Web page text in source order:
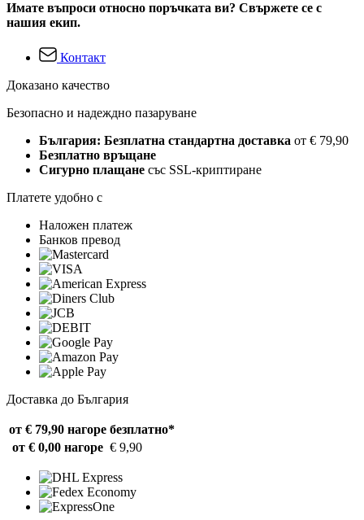
Имате въпроси относно поръчката ви? Свържете се с
нашия екип.
Контакт
Доказано качество
Безопасно и надеждно пазаруване
България: Безплатна стандартна доставка от € 79,90
Безплатно връщане
Сигурно плащане със SSL-криптиране
Платете удобно с
Наложен платеж
Банков превод
Доставка до България
от € 79,90 нагоре безплатно*
от € 0,00 нагоре € 9,90